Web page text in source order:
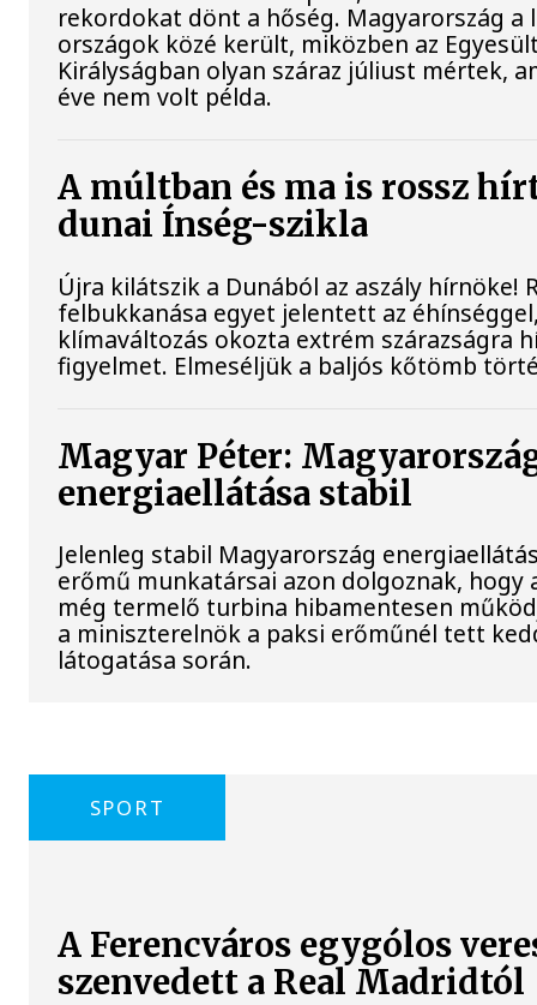
rekordokat dönt a hőség. Magyarország
országok közé került, miközben az
Királyságban olyan száraz júliust mértek,
éve nem volt példa.
A múltban és ma is rossz
dunai Ínség-szikla
Újra kilátszik a Dunából az aszály hírnöke!
felbukkanása egyet jelentett az
klímaváltozás okozta extrém szárazságra
figyelmet. Elmeséljük a baljós kőtömb
Magyar Péter:
energiaellátása stabil
Jelenleg stabil Magyarország
erőmű munkatársai azon dolgoznak, hogy
még termelő turbina hibamentesen
a miniszterelnök a paksi erőműnél tett
látogatása során.
SPORT
A Ferencváros egygólos
szenvedett a Real Madridtól